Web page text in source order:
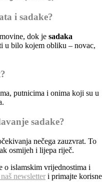
i sadake?
dok je sadaka
u bilo kojem obliku – novac,
putnicima i onima koji su u
sadake?
nečega zauzvrat. To
osmijeh i lijepa riječ.
o islamskim vrijednostima i
newsletter i primajte korisne